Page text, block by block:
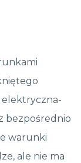
elektryczna-
bezpośrednio
warunki
ale nie ma